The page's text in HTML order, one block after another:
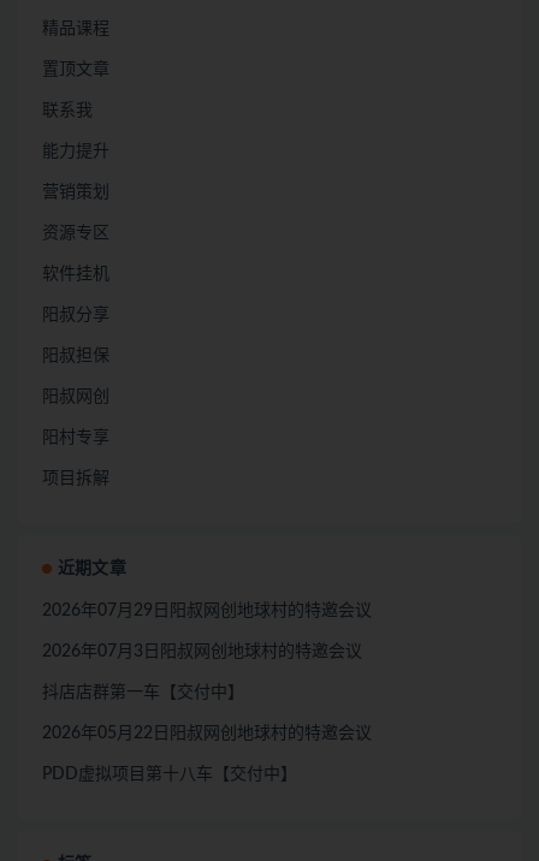
精品课程
置顶文章
联系我
能力提升
营销策划
资源专区
软件挂机
阳叔分享
阳叔担保
阳叔网创
阳村专享
项目拆解
近期文章
2026年07月29日阳叔网创地球村的特邀会议
2026年07月3日阳叔网创地球村的特邀会议
抖店店群第一车【交付中】
2026年05月22日阳叔网创地球村的特邀会议
PDD虚拟项目第十八车【交付中】